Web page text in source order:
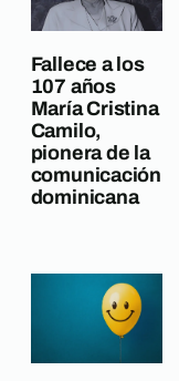
Fallece a los
107 años
María Cristina
Camilo,
pionera de la
comunicación
dominicana